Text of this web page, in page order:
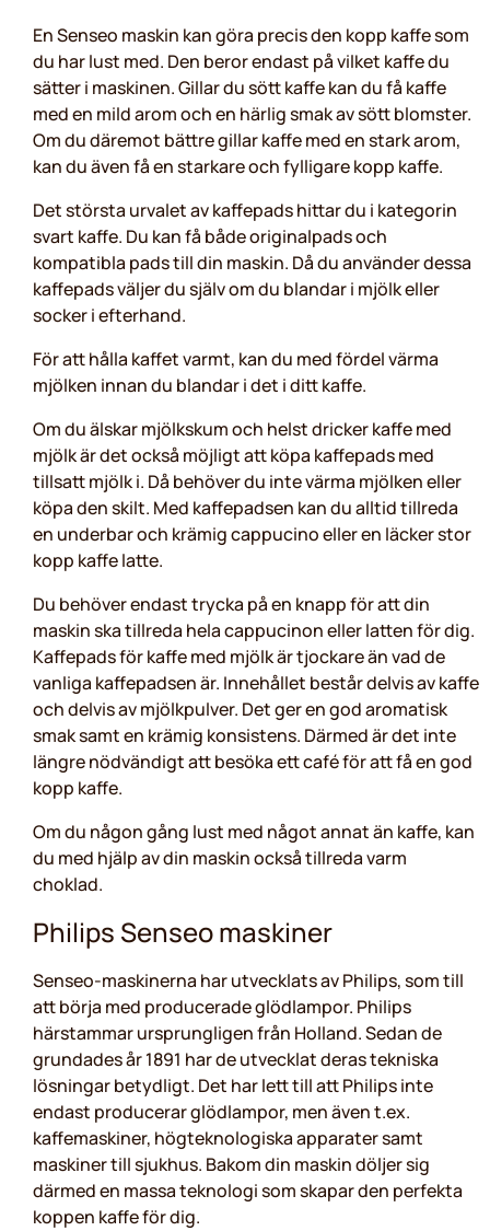
En Senseo maskin kan göra precis den kopp kaffe som
du har lust med. Den beror endast på vilket kaffe du
sätter i maskinen. Gillar du sött kaffe kan du få kaffe
med en mild arom och en härlig smak av sött blomster.
Om du däremot bättre gillar kaffe med en stark arom,
kan du även få en starkare och fylligare kopp kaffe.
Det största urvalet av kaffepads hittar du i kategorin
svart kaffe. Du kan få både originalpads och
kompatibla pads till din maskin. Då du använder dessa
kaffepads väljer du själv om du blandar i mjölk eller
socker i efterhand.
För att hålla kaffet varmt, kan du med fördel värma
mjölken innan du blandar i det i ditt kaffe.
Om du älskar mjölkskum och helst dricker kaffe med
mjölk är det också möjligt att köpa kaffepads med
tillsatt mjölk i. Då behöver du inte värma mjölken eller
köpa den skilt. Med kaffepadsen kan du alltid tillreda
en underbar och krämig cappucino eller en läcker stor
kopp kaffe latte.
Du behöver endast trycka på en knapp för att din
maskin ska tillreda hela cappucinon eller latten för dig.
Kaffepads för kaffe med mjölk är tjockare än vad de
vanliga kaffepadsen är. Innehållet består delvis av kaffe
och delvis av mjölkpulver. Det ger en god aromatisk
smak samt en krämig konsistens. Därmed är det inte
längre nödvändigt att besöka ett café för att få en god
kopp kaffe.
Om du någon gång lust med något annat än kaffe, kan
du med hjälp av din maskin också tillreda varm
choklad.
Philips Senseo maskiner
Senseo-maskinerna har utvecklats av Philips, som till
att börja med producerade glödlampor. Philips
härstammar ursprungligen från Holland. Sedan de
grundades år 1891 har de utvecklat deras tekniska
lösningar betydligt. Det har lett till att Philips inte
endast producerar glödlampor, men även t.ex.
kaffemaskiner, högteknologiska apparater samt
maskiner till sjukhus. Bakom din maskin döljer sig
därmed en massa teknologi som skapar den perfekta
koppen kaffe för dig.